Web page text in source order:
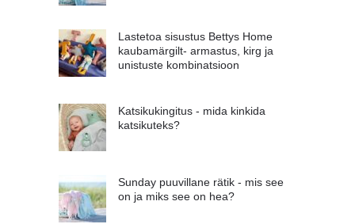
Lastetoa sisustus Bettys Home
kaubamärgilt- armastus, kirg ja
unistuste kombinatsioon
Katsikukingitus - mida kinkida
katsikuteks?
Sunday puuvillane rätik - mis see
on ja miks see on hea?